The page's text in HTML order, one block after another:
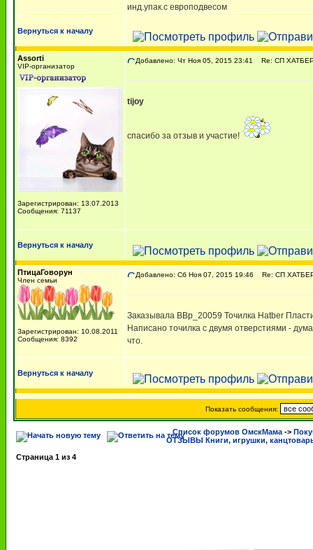
инд.упак.с европодвесом
Вернуться к началу
Assorti
VIP-организатор
Зарегистрирован: 13.07.2013
Сообщения: 71137
Добавлено: Чт Ноя 05, 2015 23:41 Re: СП ХАТБЕР
tijoy
спасибо за отзыв и участие!
Вернуться к началу
ПтицаГоворун
Член семьи
Зарегистрирован: 10.08.2011
Сообщения: 8392
Добавлено: Сб Ноя 07, 2015 19:46 Re: СП ХАТБЕР
Заказывала BBp_20059 Точилка Hatber
Написано точилка с двумя отверстиями -
что.
Вернуться к началу
Показать сообщения:
Список форумов ОмскМама ->
ОТЗЫВЫ Книги, игрушки,
Страница 1 из 4